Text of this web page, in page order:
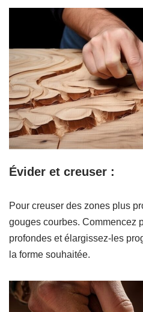
Évider et creuser :
Pour creuser des zones plus
gouges courbes. Commencez
profondes et élargissez-les
la forme souhaitée.